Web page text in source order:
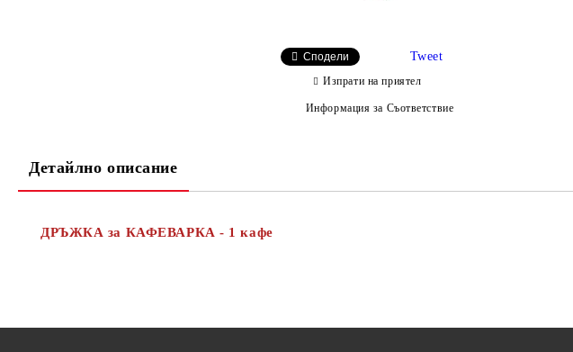
Сподели Tweet
Изпрати на приятел
Информация за Съответствие
Детайлно описание
ДРЪЖКА за КАФЕВАРКА - 1 кафе